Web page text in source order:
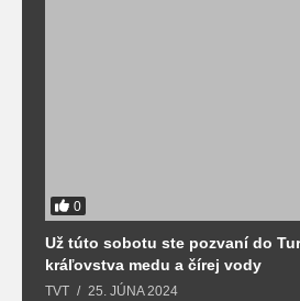
0
Už túto sobotu ste pozvaní do
kráľovstva medu a čírej vody
TVT 25. JÚNA 2024